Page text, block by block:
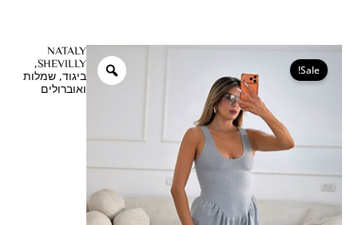
Sale!
NATALY
SHEVILLY
,
ביגוד, שמלות
ואוברולים
המחיר
המקורי
היה:
₪439.00.
המחיר
הנוכחי
אפור